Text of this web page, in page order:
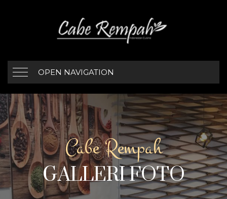
OPEN NAVIGATION
Cabe Rempah
GALLERI FOTO